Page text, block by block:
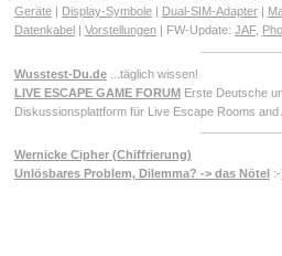
Geräte| Display-Symbole| Dual-SIM-Adapter|
Datenkabel| Vorstellungen| FW-Update: JAF,
Wusstest-Du.de...täglich wissen!
LIVE ESCAPE GAME FORUMErste Deutsche
Diskussionsplattform für Live Escape Rooms and
Wernicke Cipher (Chiffrierung)
Unlösbares Problem, Dilemma? -> das Nötel